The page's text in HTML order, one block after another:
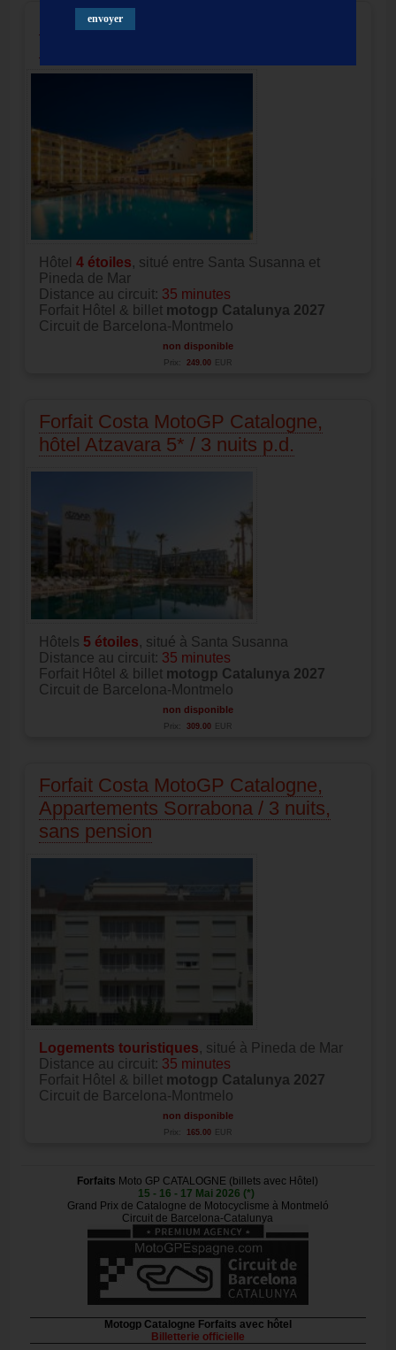
Forfait Costa MotoGP Catalogne,
Hôtel 4 étoiles, situé entre Santa Susanna et
Pineda de Mar
Distance au circuit: 35 minutes
Forfait Hôtel & billet motogp Catalunya 2027
Circuit de Barcelona-Montmelo
non disponible
Prix: 249.00 EUR
Forfait Costa MotoGP Catalogne,
hôtel Atzavara 5* / 3 nuits p.d.
Hôtels 5 étoiles, situé à Santa Susanna
Distance au circuit: 35 minutes
Forfait Hôtel & billet motogp Catalunya 2027
Circuit de Barcelona-Montmelo
non disponible
Prix: 309.00 EUR
Forfait Costa MotoGP Catalogne,
Appartements Sorrabona / 3 nuits,
sans pension
Logements touristiques, situé à Pineda de Mar
Distance au circuit: 35 minutes
Forfait Hôtel & billet motogp Catalunya 2027
Circuit de Barcelona-Montmelo
non disponible
Prix: 165.00 EUR
Forfaits Moto GP CATALOGNE (billets avec Hôtel)
15 - 16 - 17 Mai 2026 (*)
Grand Prix de Catalogne de Motocyclisme à Montmeló
Circuit de Barcelona-Catalunya
Motogp Catalogne Forfaits avec hôtel
Billetterie officielle